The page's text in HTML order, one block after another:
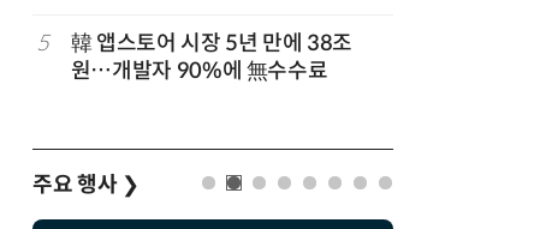
5
韓 앱스토어 시장 5년 만에 38조
원…개발자 90%에 無수수료
주요 행사 ❯